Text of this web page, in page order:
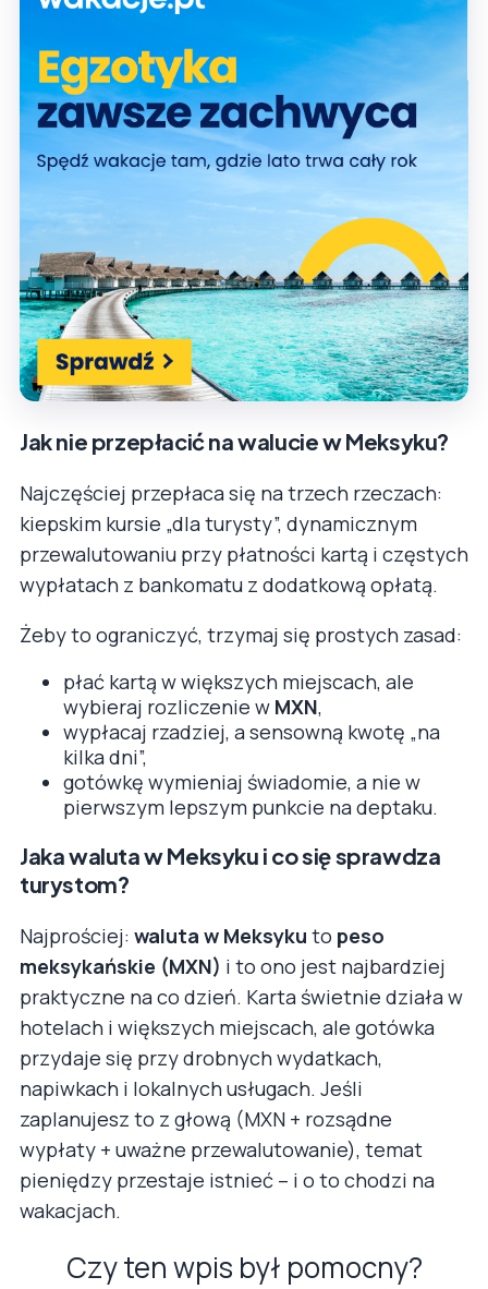
Jak nie przepłacić na walucie w Meksyku?
Najczęściej przepłaca się na trzech rzeczach:
kiepskim kursie „dla turysty”, dynamicznym
przewalutowaniu przy płatności kartą i częstych
wypłatach z bankomatu z dodatkową opłatą.
Żeby to ograniczyć, trzymaj się prostych zasad:
płać kartą w większych miejscach, ale
wybieraj rozliczenie w MXN,
wypłacaj rzadziej, a sensowną kwotę „na
kilka dni”,
gotówkę wymieniaj świadomie, a nie w
pierwszym lepszym punkcie na deptaku.
Jaka waluta w Meksyku i co się sprawdza
turystom?
Najprościej: waluta w Meksyku to peso
meksykańskie (MXN) i to ono jest najbardziej
praktyczne na co dzień. Karta świetnie działa w
hotelach i większych miejscach, ale gotówka
przydaje się przy drobnych wydatkach,
napiwkach i lokalnych usługach. Jeśli
zaplanujesz to z głową (MXN + rozsądne
wypłaty + uważne przewalutowanie), temat
pieniędzy przestaje istnieć – i o to chodzi na
wakacjach.
Czy ten wpis był pomocny?